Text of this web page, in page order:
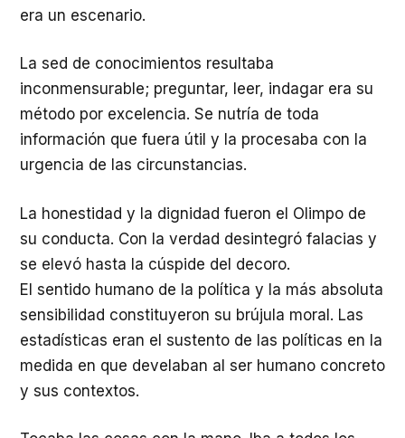
era un escenario.
La sed de conocimientos resultaba
inconmensurable; preguntar, leer, indagar era su
método por excelencia. Se nutría de toda
información que fuera útil y la procesaba con la
urgencia de las circunstancias.
La honestidad y la dignidad fueron el Olimpo de
su conducta. Con la verdad desintegró falacias y
se elevó hasta la cúspide del decoro.
El sentido humano de la política y la más absoluta
sensibilidad constituyeron su brújula moral. Las
estadísticas eran el sustento de las políticas en la
medida en que develaban al ser humano concreto
y sus contextos.